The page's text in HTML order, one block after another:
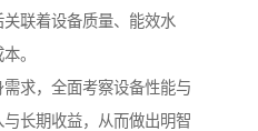
联着设备质量、能效水
。
求，全面考察设备性能与
长期收益，从而做出明智